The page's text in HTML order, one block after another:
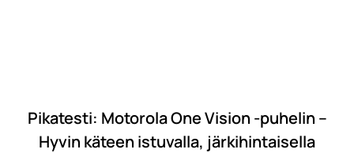
Pikatesti: Motorola One Vision -puhelin –
Hyvin käteen istuvalla, järkihintaisella